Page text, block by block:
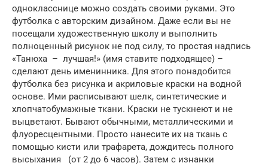
однокласснице можно создать своими руками. Это
футболка с авторским дизайном. Даже если вы не
посещали художественную школу и выполнить
полноценный рисунок не под силу, то простая надпись
«Танюха – лучшая!» (имя ставите подходящее) –
сделают день именинника. Для этого понадобится
футболка без рисунка и акриловые краски на водной
основе. Ими расписывают шелк, синтетические и
хлопчатобумажные ткани. Краски не тускнеют и не
выцветают. Бывают обычными, металлическими и
флуоресцентными. Просто нанесите их на ткань с
помощью кисти или трафарета, дождитесь полного
высыхания (от 2 до 6 часов). Затем с изнанки